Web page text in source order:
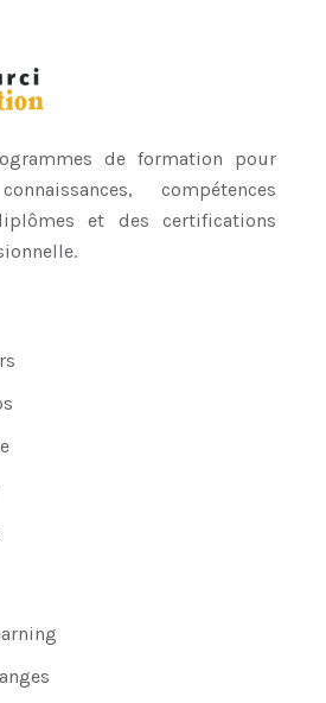
de formation pour
compétences
et des certifications